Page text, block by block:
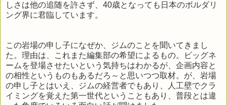
しさは他の追随を許さず、40歳となっても日本のボルダリ
ング界に君臨しています。
この岩場の申し子になぜか、ジムのことを聞いてきまし
た。理由は、これまた編集部の希望によるもの。ビッグネ
ームを登場させたいという気持ちはわかるが、企画内容と
の相性というものもあるだろ～と思いつつ取材。が、岩場
の申し子とはいえ、ジムの経営者でもあり、人工壁でクラ
イミングを覚えた第一世代ということもあり、普段とは違